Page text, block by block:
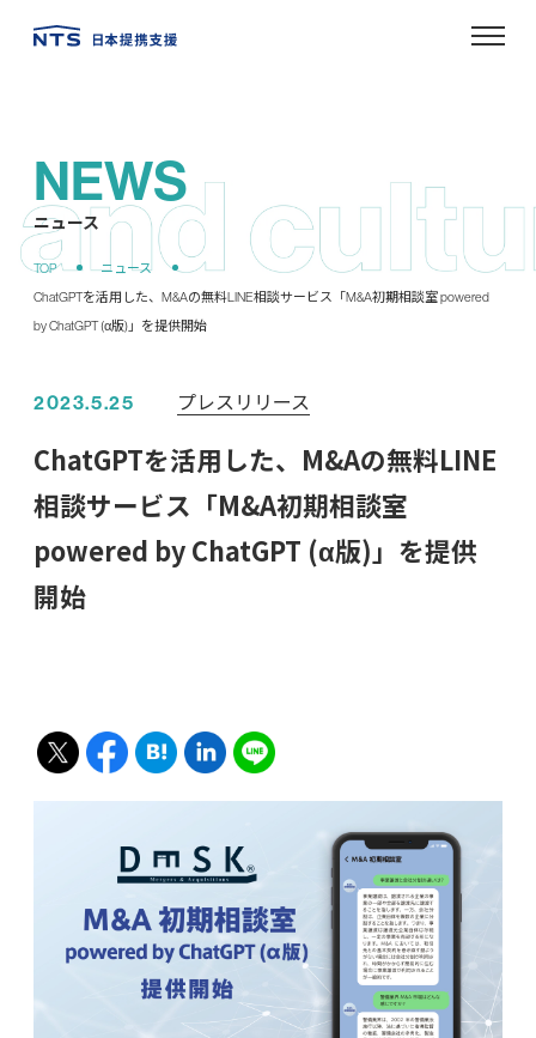
NEWS
ニュース
2023.5.25 プレスリリース
ChatGPTを活用した、M&Aの無料LINE
相談サービス「M&A初期相談室
powered by ChatGPT (α版)」を提供
開始